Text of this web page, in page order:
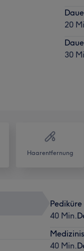
20
30
Haarentfernung
Pediküre
40 Min.
40 Min.